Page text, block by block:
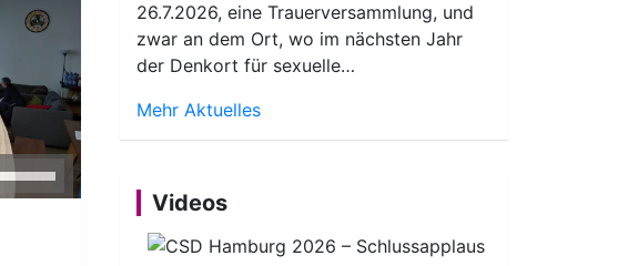
Pfeiltasten
Hoch/Runter
26.7.2026, eine Trauerversammlung, und
zwar an dem Ort, wo im nächsten Jahr
der Denkort für sexuelle…
Mehr Aktuelles
Videos